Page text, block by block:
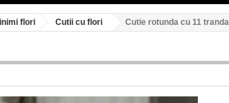
flori Cutii cu flori Cutie rotunda cu 11